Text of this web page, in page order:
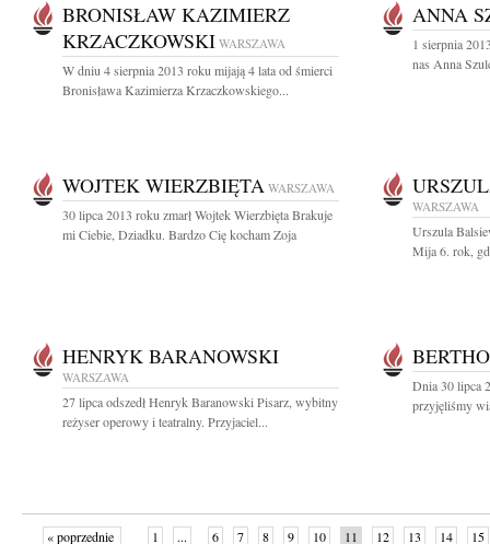
BRONISŁAW KAZIMIERZ
KRZACZKOWSKI WARSZAWA
W dniu 4 sierpnia 2013 roku mijają 4 lata od śmierci
Bronisława Kazimierza Krzaczkowskiego...
ANNA
1 sierpnia
nas Anna
WOJTEK WIERZBIĘTA WARSZAWA
30 lipca 2013 roku zmarł Wojtek Wierzbięta Brakuje
mi Ciebie, Dziadku. Bardzo Cię kocham Zoja
WARSZAWA
Urszula
Mija 6. rok,
HENRYK BARANOWSKI
WARSZAWA
27 lipca odszedł Henryk Baranowski Pisarz, wybitny
reżyser operowy i teatralny. Przyjaciel...
Dnia 30 lipca
przyjęliśmy
« poprzednie 1 ... 6 7 8 9 10 11 12 13 14 15